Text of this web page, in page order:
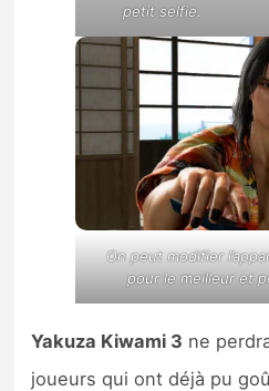
petit selfie.
On peut modifier
pour le meilleur et
Yakuza Kiwami 3 ne
joueurs qui ont déjà pu